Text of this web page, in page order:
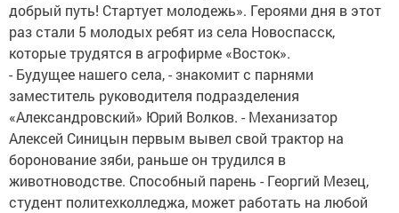
добрый путь! Стартует молодежь». Героями дня в этот
раз стали 5 молодых ребят из села Новоспасск,
которые трудятся в агрофирме «Восток».
- Будущее нашего села, - знакомит с парнями
заместитель руководителя подразделения
«Александровский» Юрий Волков. - Механизатор
Алексей Синицын первым вывел свой трактор на
боронование зяби, раньше он трудился в
животноводстве. Способный парень - Георгий Мезец,
студент политехколледжа, может работать на любой